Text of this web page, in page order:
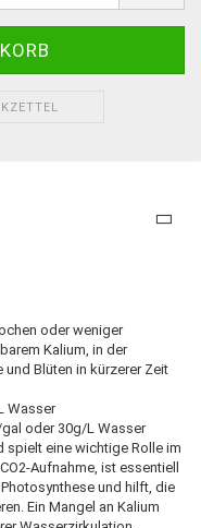
oder weniger
Kalium, in der
und Blüten in kürzerer Zeit
Wasser
oder 30g/L Wasser
spielt eine wichtige Rolle im
Aufnahme, ist essentiell
und hilft, die
Ein Mangel an Kalium